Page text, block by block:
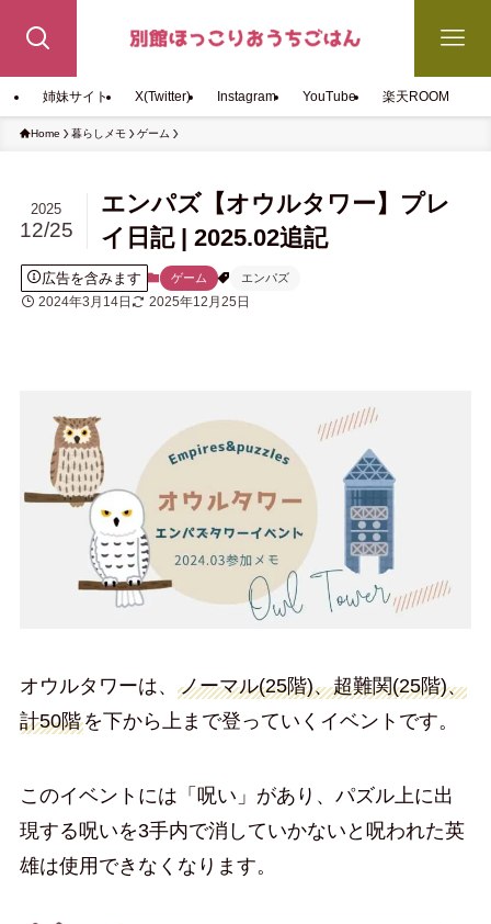
姉妹サイト X(Twitter) Instagram YouTube 楽天ROOM
Home 暮らしメモ ゲーム
エンパズ【オウルタワー】プレ
イ日記 | 2025.02追記
2025
12/25
広告を含みます ゲーム エンパズ
2024年3月14日 2025年12月25日
オウルタワーは、 ノーマル(25階)、超難関(25階)、
計50階を下から上まで登っていくイベントです。
このイベントには「呪い」があり、パズル上に出
現する呪いを3手内で消していかないと呪われた英
雄は使用できなくなります。